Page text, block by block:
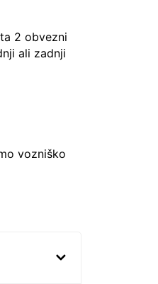
2 obvezni
ali zadnji
vozniško